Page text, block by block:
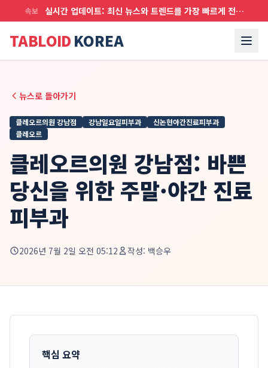
속보 실시간 업데이트: 최신 뉴스와 트렌드를 가장 빠르게 전달합니다
TABLOID KOREA
뉴스로 돌아가기
클레오르의원 강남점 강남일요일피부과
신논현야간진료피부과
클레오르
클레오르의원 강남점: 바쁜
당신을 위한 주말·야간 진료
피부과
2026년 7월 2일 오전 05:12 작성: 백승우
핵심 요약